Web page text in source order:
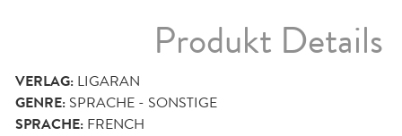
Produkt Details
VERLAG: LIGARAN
GENRE: SPRACHE - SONSTIGE
SPRACHE: FRENCH